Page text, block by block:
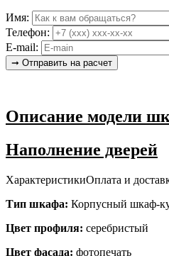
Имя:
Телефон:
E-mail:
Описание модели
Наполнение дверей
ХарактеристикиОплата и
Тип шкафа: Корпусный шкаф-
Цвет профиля: серебристый
Цвет фасада: фотопечать